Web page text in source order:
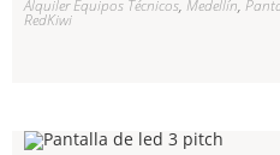
Alquiler Equipos Técnicos, Medellín,
RedKiwi